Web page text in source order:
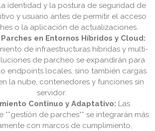
identidad y la postura de seguridad de
y usuario antes de permitir el acceso
o la aplicación de actualizaciones.
en Entornos Híbridos y Cloud:
de infraestructuras híbridas y multi-
de parcheo se expandirán para
endpoints locales, sino también cargas
la nube, contenedores y funciones sin
servidor.
Continuo y Adaptativo: Las
**gestión de parches** se integrarán más
con marcos de cumplimiento,